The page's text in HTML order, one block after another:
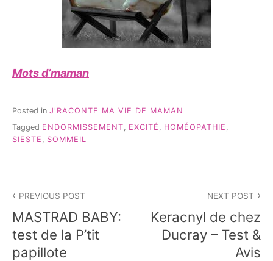
Mots d’maman
Posted in J'RACONTE MA VIE DE MAMAN
Tagged ENDORMISSEMENT EXCITÉ HOMÉOPATHIE
SIESTE
SOMMEIL
de
l’article
PREVIOUS POST
MASTRAD BABY:
test de la P’tit
papillote
NEXT POST
Keracnyl de chez
Ducray – Test &
Avis